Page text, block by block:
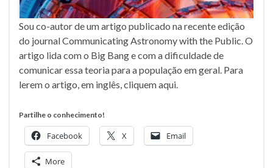
Sou co-autor de um artigo publicado na recente edição
do journal Communicating Astronomy with the Public. O
artigo lida com o Big Bang e com a dificuldade de
comunicar essa teoria para a população em geral. Para
lerem o artigo, em inglês, cliquem aqui.
Partilhe o conhecimento!
Facebook X Email
More